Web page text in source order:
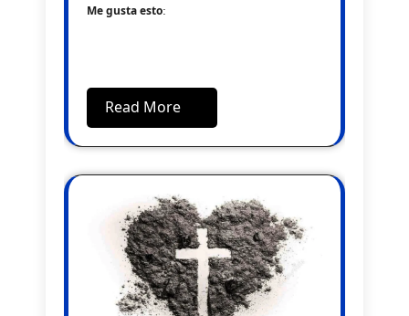
Me gusta esto:
Read More